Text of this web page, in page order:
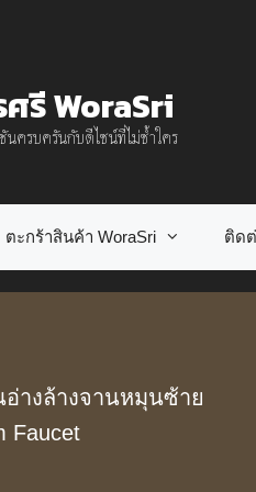
ศรี WoraSri
นครบครันกับดีไซน์ที่ไม่ซ้ำใคร
ตะกร้าสินค้า WoraSri ติด
อ่างล้างจานหมุนซ้าย
Faucet